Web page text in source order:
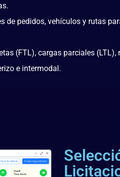
de pedidos, vehículos y rutas
(FTL), cargas parciales (LTL),
e intermodal.